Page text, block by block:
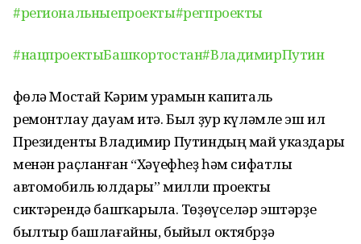
#региональныепроекты#регпроекты
#нацпроектыБашкортостан#ВладимирПутин
Өфөлә Мостай Кәрим урамын капиталь
ремонтлау дауам итә. Был ҙур күләмле эш ил
Президенты Владимир Путиндың май указдары
менән раҫланған “Хәүефһеҙ һәм сифатлы
автомобиль юлдары” милли проекты
сиктәрендә башҡарыла. Төҙөүселәр эштәрҙе
былтыр башлағайны, быйыл октябрҙә